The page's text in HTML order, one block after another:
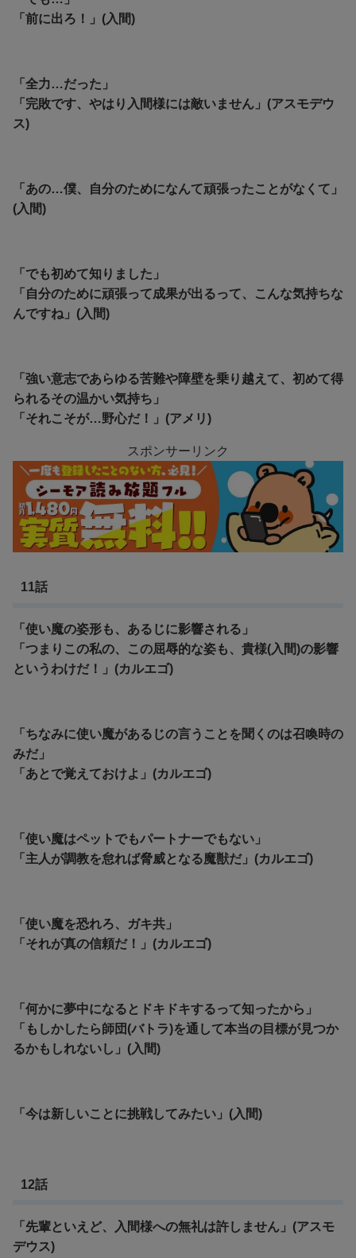
「前に出ろ！」(入間)
「全力…だった」
「完敗です、やはり入間様には敵いません」(アスモデウ
ス)
「あの…僕、自分のためになんて頑張ったことがなくて」
(入間)
「でも初めて知りました」
「自分のために頑張って成果が出るって、こんな気持ちな
んですね」(入間)
「強い意志であらゆる苦難や障壁を乗り越えて、初めて得
られるその温かい気持ち」
「それこそが…野心だ！」(アメリ)
スポンサーリンク
11話
「使い魔の姿形も、あるじに影響される」
「つまりこの私の、この屈辱的な姿も、貴様(入間)の影響
というわけだ！」(カルエゴ)
「ちなみに使い魔があるじの言うことを聞くのは召喚時の
みだ」
「あとで覚えておけよ」(カルエゴ)
「使い魔はペットでもパートナーでもない」
「主人が調教を怠れば脅威となる魔獣だ」(カルエゴ)
「使い魔を恐れろ、ガキ共」
「それが真の信頼だ！」(カルエゴ)
「何かに夢中になるとドキドキするって知ったから」
「もしかしたら師団(バトラ)を通して本当の目標が見つか
るかもしれないし」(入間)
「今は新しいことに挑戦してみたい」(入間)
12話
「先輩といえど、入間様への無礼は許しません」(アスモ
デウス)